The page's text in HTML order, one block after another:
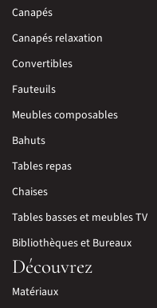
Canapés
Canapés relaxation
Convertibles
Fauteuils
Meubles composables
Bahuts
Tables repas
Chaises
Tables basses et meubles TV
Bibliothèques et Bureaux
Découvrez
Matériaux